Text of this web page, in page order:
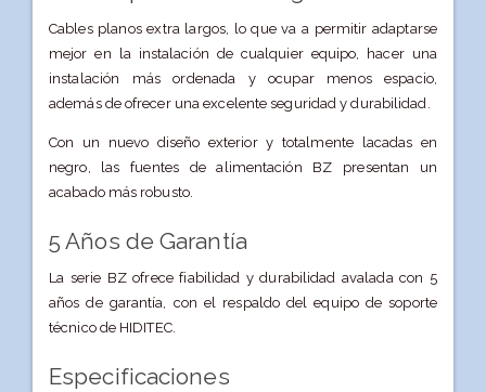
Cables planos extra largos, lo que va a permitir adaptarse
mejor en la instalación de cualquier equipo, hacer una
instalación más ordenada y ocupar menos espacio,
además de ofrecer una excelente seguridad y durabilidad.
Con un nuevo diseño exterior y totalmente lacadas en
negro, las fuentes de alimentación BZ presentan un
acabado más robusto.
5 Años de Garantía
La serie BZ ofrece fiabilidad y durabilidad avalada con 5
años de garantía, con el respaldo del equipo de soporte
técnico de HIDITEC.
Especificaciones